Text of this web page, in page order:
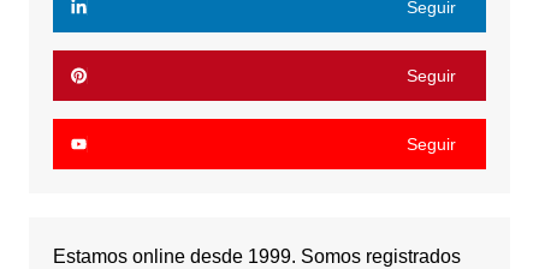
Seguir
Seguir
Seguir
Estamos online desde 1999. Somos registrados